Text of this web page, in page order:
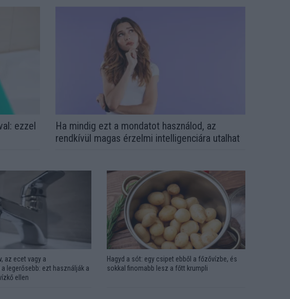
ezzel
Ha mindig ezt a mondatot használod, az
rendkívül magas érzelmi intelligenciára utalhat
az ecet vagy a
legerősebb: ezt használják a
ellen
Hagyd a sót: egy csipet ebből a főzővízbe, és
sokkal finomabb lesz a főtt krumpli